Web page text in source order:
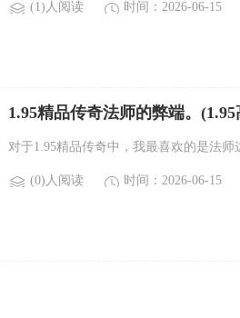
(1)人阅读 时间：2026-06-15
1.95精品传奇法师的弊端。
对于1.95精品传奇中，我最喜欢的是法师
(0)人阅读 时间：2026-06-15